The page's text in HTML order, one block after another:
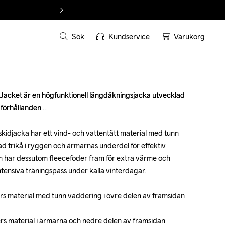
Sök Kundservice Varukorg
är en högfunktionell längdåkningsjacka utvecklad
har ett vind- och vattentätt material med tunn
trikå i ryggen och ärmarnas underdel för effektiv
dessutom fleecefoder fram för extra värme och
träningspass under kalla vinterdagar.
material med tunn vaddering i övre delen av framsidan
material i ärmarna och nedre delen av framsidan
är en högfunktionell längdåkningsjacka utvecklad
har ett vind- och vattentätt material med tunn
trikå i ryggen och ärmarnas underdel för effektiv
dessutom fleecefoder fram för extra värme och
träningspass under kalla vinterdagar.
material med tunn vaddering i övre delen av framsidan
material i ärmarna och nedre delen av framsidan